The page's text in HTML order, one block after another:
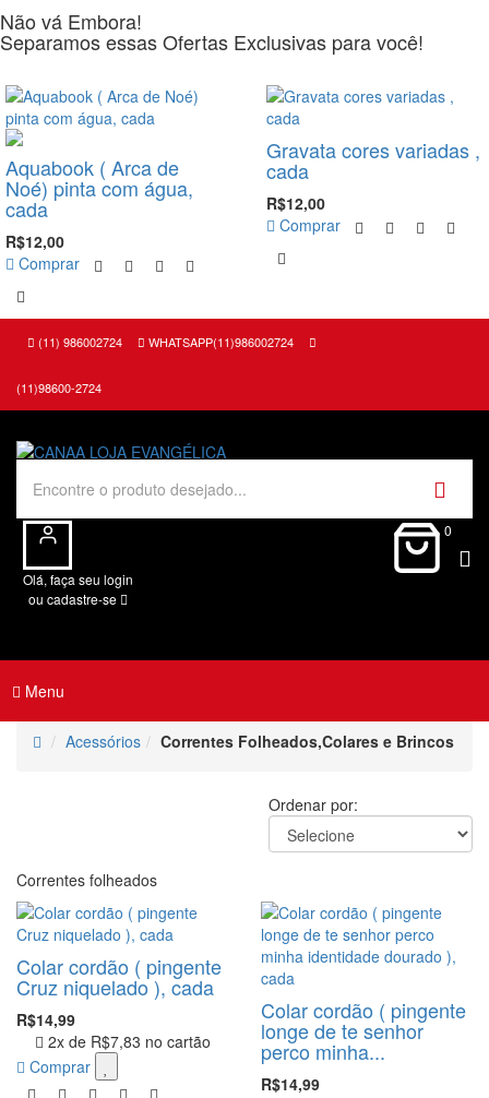
Não vá Embora!
Separamos essas Ofertas Exclusivas para você!
Aquabook ( Arca de
Noé) pinta com água,
cada
R$12,00
Comprar
Gravata cores variadas ,
cada
R$12,00
Comprar
(11) 986002724 WHATSAPP(11)986002724
(11)98600-2724
Olá, faça seu login
ou cadastre-se
0
Menu
Acessórios Correntes Folheados,Colares e Brincos
Ordenar por:
Correntes folheados
Colar cordão ( pingente
Cruz niquelado ), cada
R$14,99
2x de R$7,83 no cartão
Comprar
Colar cordão ( pingente
longe de te senhor
perco minha...
R$14,99